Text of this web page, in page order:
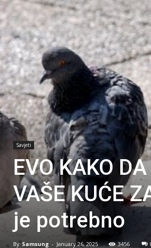
Savjeti
EVO KAKO
VAŠE KUĆE
je potrebno
By Samsung - January 26, 2025 3456